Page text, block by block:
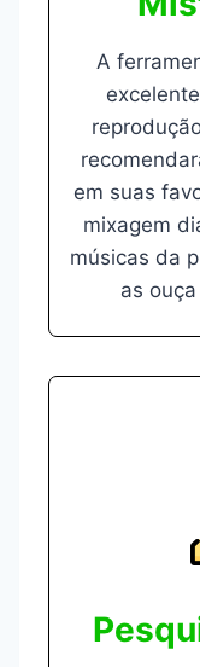
A
em suas
mixagem
músicas da
as